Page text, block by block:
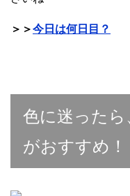
＞＞今日は何日目？
色に迷ったら
がおすすめ！